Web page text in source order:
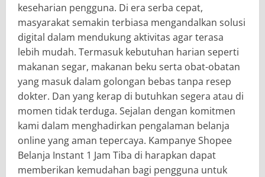
keseharian pengguna. Di era serba cepat,
masyarakat semakin terbiasa mengandalkan solusi
digital dalam mendukung aktivitas agar terasa
lebih mudah. Termasuk kebutuhan harian seperti
makanan segar, makanan beku serta obat-obatan
yang masuk dalam golongan bebas tanpa resep
dokter. Dan yang kerap di butuhkan segera atau di
momen tidak terduga. Sejalan dengan komitmen
kami dalam menghadirkan pengalaman belanja
online yang aman tepercaya. Kampanye Shopee
Belanja Instant 1 Jam Tiba di harapkan dapat
memberikan kemudahan bagi pengguna untuk